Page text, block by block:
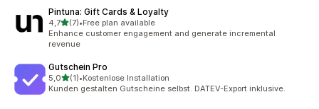
Pintuna: Gift Cards & Loyalty
4,7av 5 stjerner
(7)
Totalt 7 omtaler
•Free plan available
Enhance customer engagement and generate incremental
revenue
Gutschein Pro
5,0av 5 stjerner
(1)
Totalt 1 omtaler
•Kostenlose Installation
Kunden gestalten Gutscheine selbst. DATEV-Export inklusive.